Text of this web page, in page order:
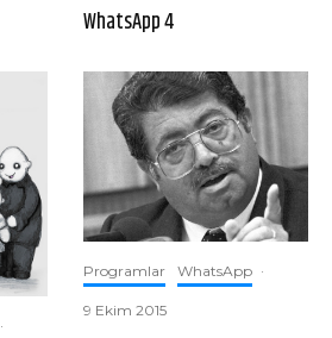
·
WhatsApp 4
Programlar WhatsApp ·
9 Ekim 2015